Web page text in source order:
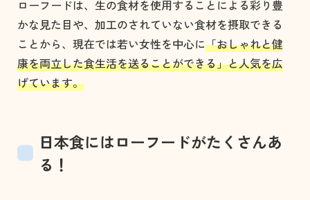
ローフードは、生の食材を使用することによる彩り豊
かな見た目や、加工のされていない食材を摂取できる
ことから、現在では若い女性を中心に「おしゃれと健
康を両立した食生活を送ることができる」と人気を広
げています。
日本食にはローフードがたくさんあ
る！